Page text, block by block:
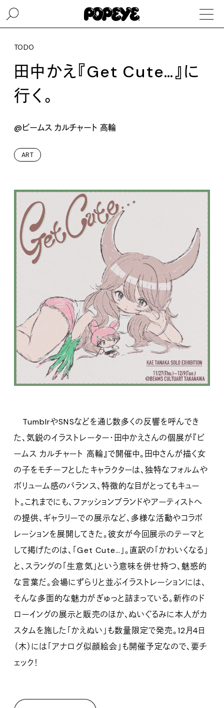
TODO
田中かえ『Get Cute…』に
行く。
@ビームス カルチャート 高輪
ART
TumblrやSNSなどを通じ数多くの反響を呼んでき
た、気鋭のイラストレーター・田中かえさんの個展が『ビ
ームス カルチャート 高輪』で開催中。田中さんが描く女
の子をモチーフとしたキャラクターは、独特なフォルムや
ボリューム感のバランス、特徴的な目がとってもキュー
ト。これまでにも、ファッションブランドやアーティストへ
の提供、ギャラリーでの展示など、多様な活動やコラボ
レーションを展開してきた。彼女が今回展示のテーマと
して掲げたのは、「Get Cute…」。直訳の「かわいくなる」
と、スラングの「生意気」という意味を併せ持つ、魅惑的
な言葉だ。会場にずらりと並ぶイラストレーションには、
そんな多面的な魅力がぎゅっと詰まっている。新作のド
ローイングの展示と販売のほか、ぬいぐるみに本人がカ
スタムを施した「かえぬい」も数量限定で発売。12月4日
（木）には「アナログ似顔絵会」も開催予定なので、要チ
ェック！